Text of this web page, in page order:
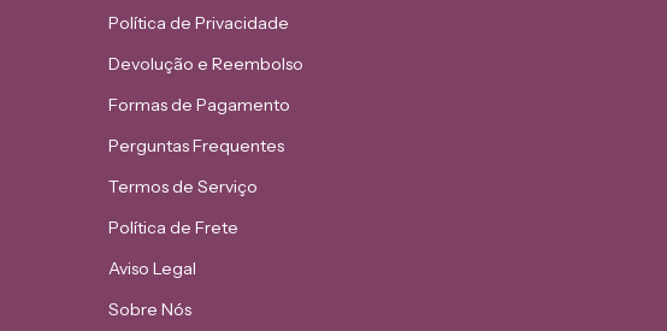
Política de Privacidade
Devolução e Reembolso
Formas de Pagamento
Perguntas Frequentes
Termos de Serviço
Política de Frete
Aviso Legal
Sobre Nós